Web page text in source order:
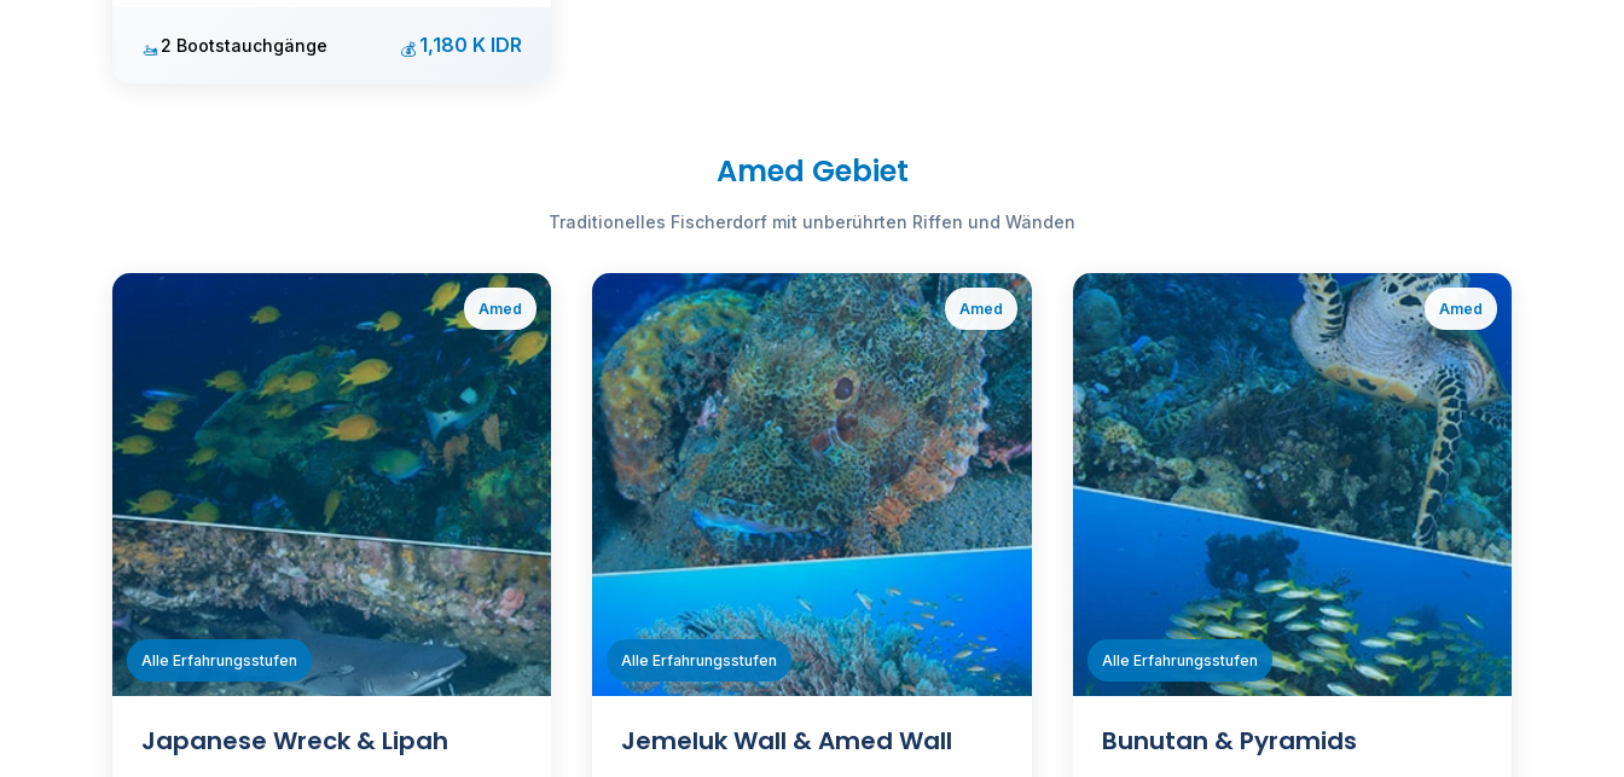
🚤2 Bootstauchgänge 💰 1,180 K IDR
Amed Gebiet
Traditionelles Fischerdorf mit unberührten Riffen und Wänden
ℹ️
Amed
Alle Erfahrungsstufen
Japanese Wreck & Lipah
ℹ️
Amed
Alle Erfahrungsstufen
Jemeluk Wall & Amed Wall
ℹ️
Amed
Alle Erfahrungsstufen
Bunutan & Pyramids